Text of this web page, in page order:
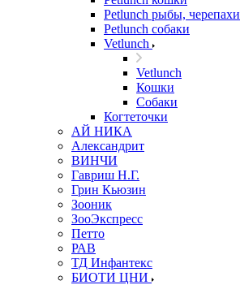
Petlunch рыбы, черепахи
Petlunch собаки
Vetlunch
Vetlunch
Кошки
Собаки
Когтеточки
АЙ НИКА
Александрит
ВИНЧИ
Гавриш Н.Г.
Грин Кьюзин
Зооник
ЗооЭкспресс
Петто
РАВ
ТД Инфантекс
БИОТИ ЦНИ